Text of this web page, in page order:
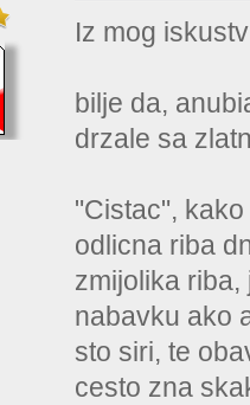
Iz mog
bilje da,
drzale sa
"Cistac",
odlicna riba
zmijolika
nabavku ako
sto siri, te
cesto zna